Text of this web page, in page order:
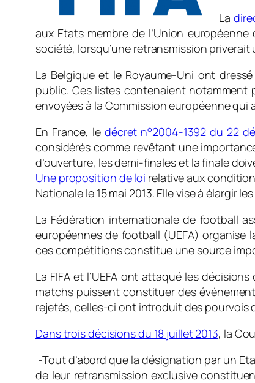
La
aux Etats membre de l’Union
société, lorsqu’une retransmission
La Belgique et le Royaume-Uni ont
public. Ces listes contenaient notamment
envoyées à la Commission européenne qui
En France, ledécret n°2004-1392 du 22
considérés comme revêtant une
d’ouverture, les demi-finales et la finale
Une proposition de loi relative aux
Nationale le 15 mai 2013. Elle vise à élargir
La Fédération internationale de football
européennes de football (UEFA) organise
ces compétitions constitue une source
La FIFA et l’UEFA ont attaqué les
matchs puissent constituer des
rejetés, celles-ci ont introduit des pourvois
Dans trois décisions du 18 juillet 2013, la
-Tout d’abord que la désignation par un
de leur retransmission exclusive